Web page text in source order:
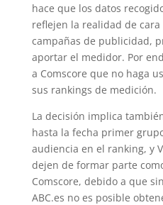
hace que los datos
reflejen la realidad de
campañas de publicidad,
aportar el medidor. Por
a Comscore que no haga
sus rankings de medición.
La decisión implica
hasta la fecha primer
audiencia en el ranking, y
dejen de formar parte
Comscore, debido a que
ABC.es no es posible